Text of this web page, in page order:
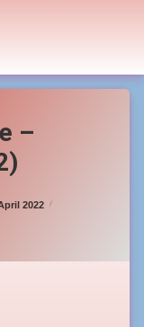
–
2022